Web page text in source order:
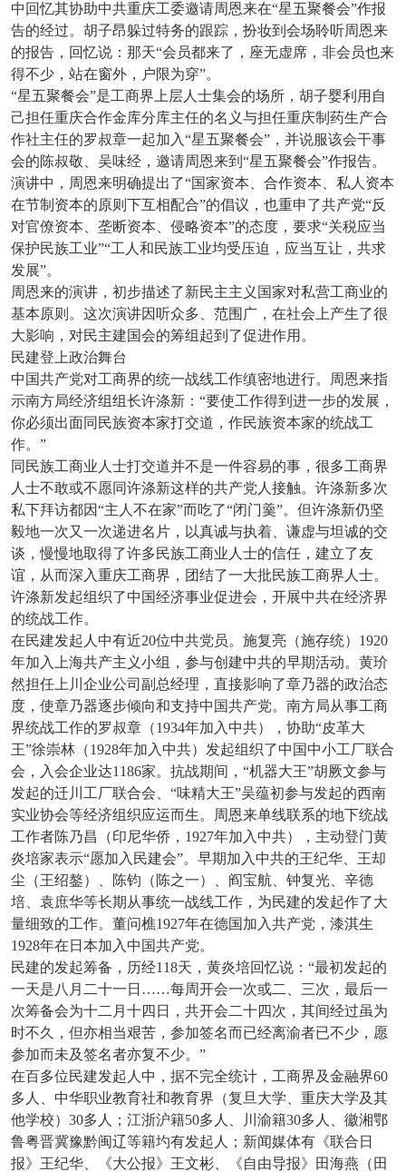
中回忆其协助中共重庆工委邀请周恩来在“星五聚餐会”作报
告的经过。胡子昂躲过特务的跟踪，扮妆到会场聆听周恩来
的报告，回忆说：那天“会员都来了，座无虚席，非会员也来
得不少，站在窗外，户限为穿”。
“星五聚餐会”是工商界上层人士集会的场所，胡子婴利用自
己担任重庆合作金库分库主任的名义与担任重庆制药生产合
作社主任的罗叔章一起加入“星五聚餐会”，并说服该会干事
会的陈叔敬、吴味经，邀请周恩来到“星五聚餐会”作报告。
演讲中，周恩来明确提出了“国家资本、合作资本、私人资本
在节制资本的原则下互相配合”的倡议，也重申了共产党“反
对官僚资本、垄断资本、侵略资本”的态度，要求“关税应当
保护民族工业”“工人和民族工业均受压迫，应当互让，共求
发展”。
周恩来的演讲，初步描述了新民主主义国家对私营工商业的
基本原则。这次演讲因听众多、范围广，在社会上产生了很
大影响，对民主建国会的筹组起到了促进作用。
民建登上政治舞台
中国共产党对工商界的统一战线工作缜密地进行。周恩来指
示南方局经济组组长许涤新：“要使工作得到进一步的发展，
你必须出面同民族资本家打交道，作民族资本家的统战工
作。”
同民族工商业人士打交道并不是一件容易的事，很多工商界
人士不敢或不愿同许涤新这样的共产党人接触。许涤新多次
私下拜访都因“主人不在家”而吃了“闭门羹”。但许涤新仍坚
毅地一次又一次递进名片，以真诚与执着、谦虚与坦诚的交
谈，慢慢地取得了许多民族工商业人士的信任，建立了友
谊，从而深入重庆工商界，团结了一大批民族工商界人士。
许涤新发起组织了中国经济事业促进会，开展中共在经济界
的统战工作。
在民建发起人中有近20位中共党员。施复亮（施存统）1920
年加入上海共产主义小组，参与创建中共的早期活动。黄玠
然担任上川企业公司副总经理，直接影响了章乃器的政治态
度，使章乃器逐步倾向和支持中国共产党。南方局从事工商
界统战工作的罗叔章（1934年加入中共），协助“皮革大
王”徐崇林（1928年加入中共）发起组织了中国中小工厂联合
会，入会企业达1186家。抗战期间，“机器大王”胡厥文参与
发起的迁川工厂联合会、“味精大王”吴蕴初参与发起的西南
实业协会等经济组织应运而生。周恩来单线联系的地下统战
工作者陈乃昌（印尼华侨，1927年加入中共），主动登门黄
炎培家表示“愿加入民建会”。早期加入中共的王纪华、王却
尘（王绍鏊）、陈钧（陈之一）、阎宝航、钟复光、辛德
培、袁庶华等长期从事统一战线工作，为民建的发起作了大
量细致的工作。董问樵1927年在德国加入共产党，漆淇生
1928年在日本加入中国共产党。
民建的发起筹备，历经118天，黄炎培回忆说：“最初发起的
一天是八月二十一日……每周开会一次或二、三次，最后一
次筹备会为十二月十四日，共开会二十四次，其间经过虽为
时不久，但亦相当艰苦，参加签名而已经离渝者已不少，愿
参加而未及签名者亦复不少。”
在百多位民建发起人中，据不完全统计，工商界及金融界60
多人、中华职业教育社和教育界（复旦大学、重庆大学及其
他学校）30多人；江浙沪籍50多人、川渝籍30多人、徽湘鄂
鲁粤晋冀豫黔闽辽等籍圴有发起人；新闻媒体有《联合日
报》王纪华、《大公报》王文彬、《自由导报》田海燕（田